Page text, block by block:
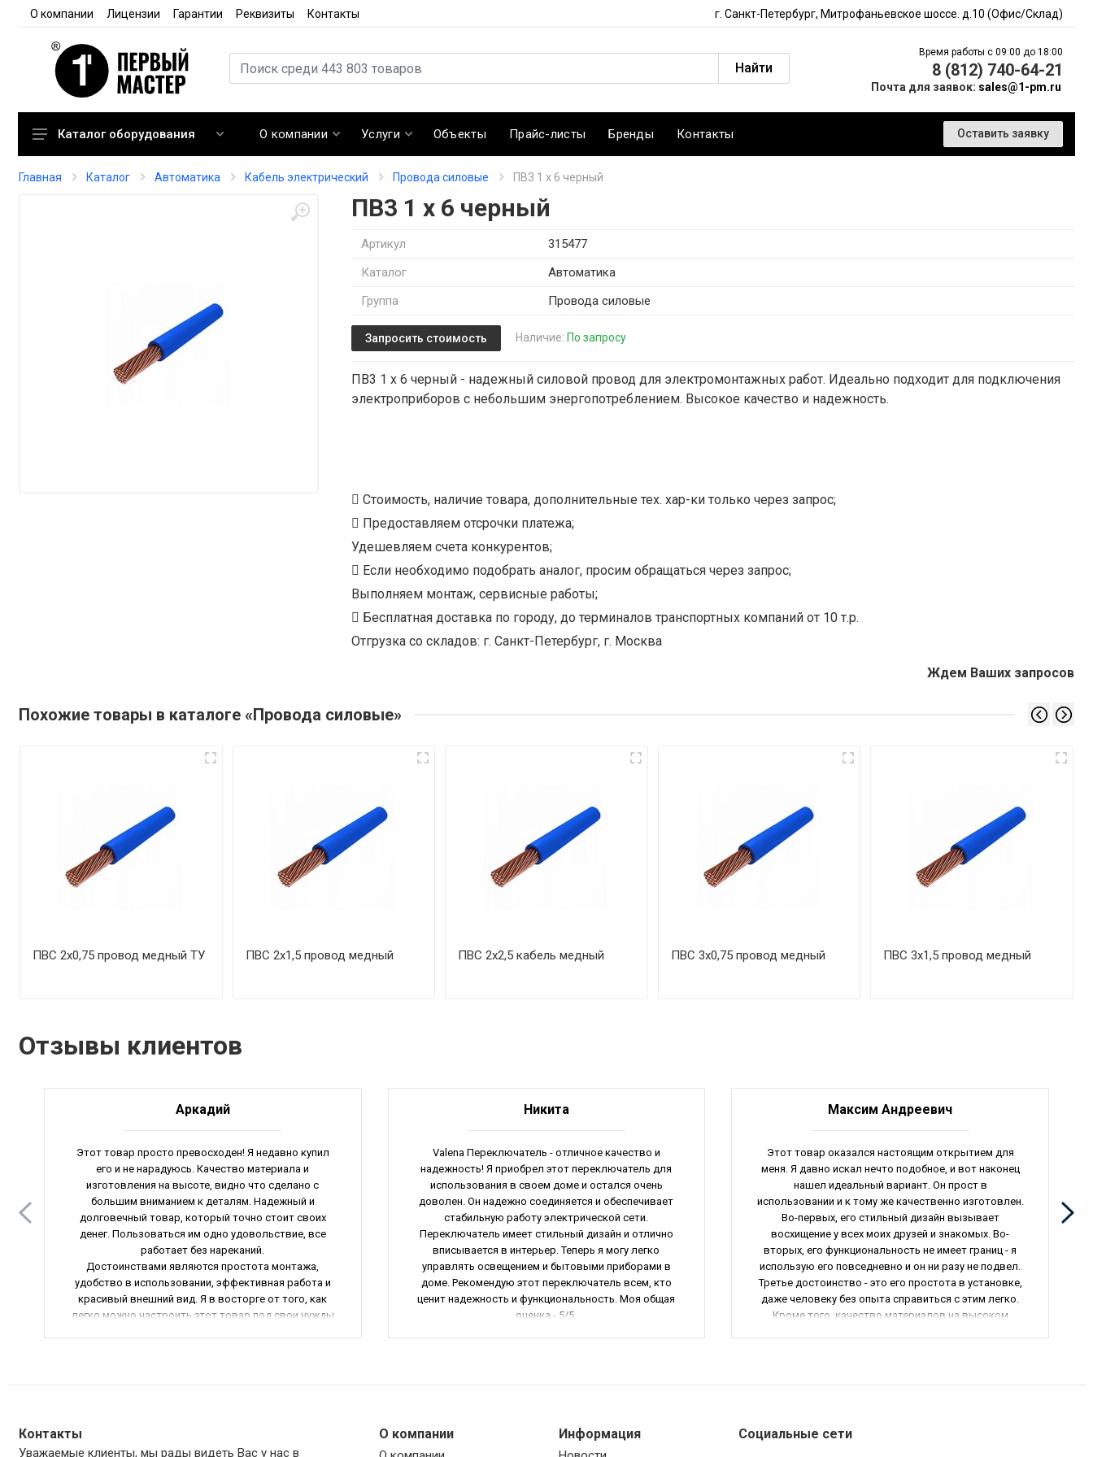
О компании Лицензии Гарантии Реквизиты Контакты г. Санкт-Петербург, Митрофаньевское шоссе. д.10 (Офис/Склад)
Найти
Время работы с 09:00 до 18:00
8 (812) 740-64-21
Почта для заявок: sales@1-pm.ru
Кондиционирование
Каталог оборудования О компании Услуги Объекты Прайс-листы Бренды Контакты Оставить заявку
Главная Каталог Автоматика Кабель электрический Провода силовые ПВ3 1 х 6 черный
ПВ3 1 х 6 черный
Артикул
315477
Каталог
Автоматика
Группа
Провода силовые
Запросить стоимость Наличие: По запросу
ПВ3 1 х 6 черный - надежный силовой провод для электромонтажных работ. Идеально подходит для подключения
электроприборов с небольшим энергопотреблением. Высокое качество и надежность.
Стоимость, наличие товара, дополнительные тех. хар-ки только через запрос;
Предоставляем отсрочки платежа;
Удешевляем счета конкурентов;
Если необходимо подобрать аналог, просим обращаться через запрос;
Выполняем монтаж, сервисные работы;
Бесплатная доставка по городу, до терминалов транспортных компаний от 10 т.р.
Отгрузка со складов: г. Санкт-Петербург, г. Москва
Ждем Ваших запросов
Похожие товары в каталоге «Провода силовые»
ПВС 2х0,75 провод медный ТУ ПВС 2х1,5 провод медный ПВС 2х2,5 кабель медный ПВС 3х0,75 провод медный ПВС 3х1,5 провод медный
Отзывы клиентов
Аркадий
Этот товар просто превосходен! Я недавно купил
его и не нарадуюсь. Качество материала и
изготовления на высоте, видно что сделано с
большим вниманием к деталям. Надежный и
долговечный товар, который точно стоит своих
денег. Пользоваться им одно удовольствие, все
работает без нареканий.
Достоинствами являются простота монтажа,
удобство в использовании, эффективная работа и
красивый внешний вид. Я в восторге от того, как
легко можно настроить этот товар под свои нужды
Никита
Valena Переключатель - отличное качество и
надежность! Я приобрел этот переключатель для
использования в своем доме и остался очень
доволен. Он надежно соединяется и обеспечивает
стабильную работу электрической сети.
Переключатель имеет стильный дизайн и отлично
вписывается в интерьер. Теперь я могу легко
управлять освещением и бытовыми приборами в
доме. Рекомендую этот переключатель всем, кто
ценит надежность и функциональность. Моя общая
оценка - 5/5.
Максим Андреевич
Этот товар оказался настоящим открытием для
меня. Я давно искал нечто подобное, и вот наконец
нашел идеальный вариант. Он прост в
использовании и к тому же качественно изготовлен.
Во-первых, его стильный дизайн вызывает
восхищение у всех моих друзей и знакомых. Во-
вторых, его функциональность не имеет границ - я
использую его повседневно и он ни разу не подвел.
Третье достоинство - это его простота в установке,
даже человеку без опыта справиться с этим легко.
Кроме того, качество материалов на высоком
Контакты
Уважаемые клиенты, мы рады видеть Вас у нас в
О компании Информация Социальные сети